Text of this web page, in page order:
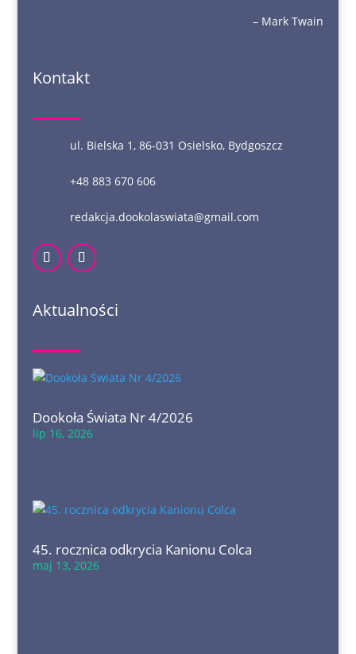
– Mark Twain
Kontakt
ul. Bielska 1, 86-031 Osielsko, Bydgoszcz
+48 883 670 606
redakcja.dookolaswiata@gmail.com
Aktualności
Dookoła Świata Nr 4/2026
lip 16, 2026
45. rocznica odkrycia Kanionu Colca
maj 13, 2026